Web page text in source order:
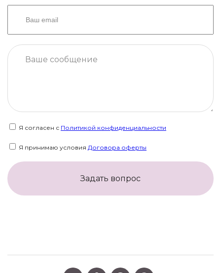
Я согласен с Политикой конфиденциальности
Я принимаю условия Договора оферты
Задать вопрос